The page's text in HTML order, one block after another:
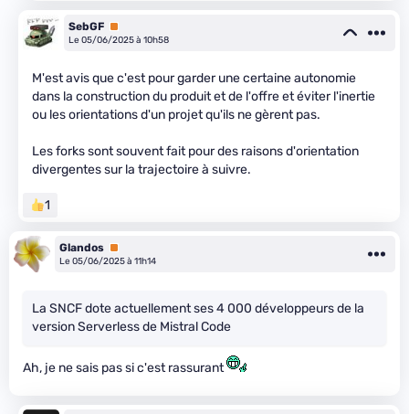
SebGF Premium
Le 05/06/2025 à 10h58
M'est avis que c'est pour garder une certaine autonomie
dans la construction du produit et de l'offre et éviter l'inertie
ou les orientations d'un projet qu'ils ne gèrent pas.
Les forks sont souvent fait pour des raisons d'orientation
divergentes sur la trajectoire à suivre.
1
Glandos Premium
Le 05/06/2025 à 11h14
La SNCF dote actuellement ses 4 000 développeurs de la
version Serverless de Mistral Code
Ah, je ne sais pas si c'est rassurant